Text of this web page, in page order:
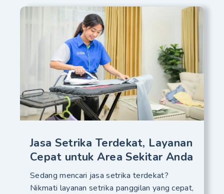
Jasa Setrika Terdekat, Layanan
Cepat untuk Area Sekitar Anda
Sedang mencari jasa setrika terdekat?
Nikmati layanan setrika panggilan yang cepat,